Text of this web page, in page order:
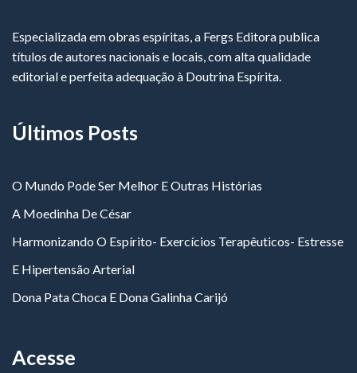
Especializada em obras espíritas, a Fergs Editora publica
títulos de autores nacionais e locais, com alta qualidade
editorial e perfeita adequação à Doutrina Espírita.
Últimos Posts
O Mundo Pode Ser Melhor E Outras Histórias
A Moedinha De César
Harmonizando O Espírito- Exercícios Terapêuticos- Estresse
E Hipertensão Arterial
Dona Pata Choca E Dona Galinha Carijó
Acesse